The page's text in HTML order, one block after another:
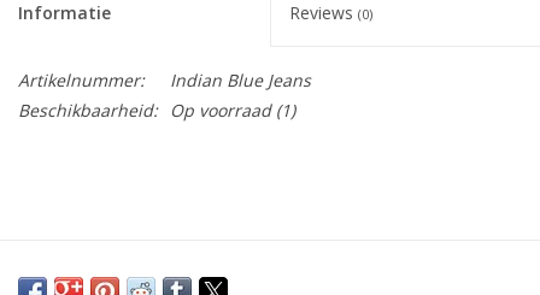
Informatie Reviews (0)
Artikelnummer:
Indian Blue Jeans
Beschikbaarheid:
Op voorraad(1)